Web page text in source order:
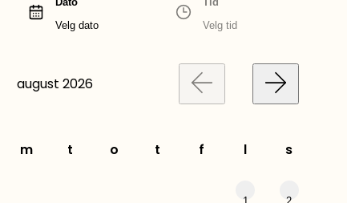
Velg dato
Velg tid
august 2026
m t o t f l s